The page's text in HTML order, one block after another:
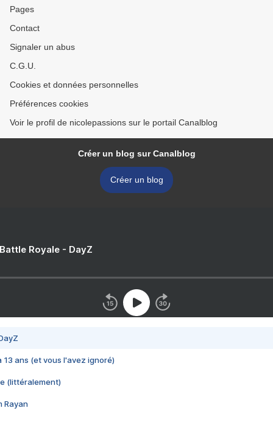
Pages
Contact
Signaler un abus
C.G.U.
Cookies et données personnelles
Préférences cookies
Voir le profil de nicolepassions sur le portail Canalblog
Créer un blog sur Canalblog
Créer un blog
Royale - DayZ
13 ans (et vous l'avez ignoré)
(littéralement)
Rayan